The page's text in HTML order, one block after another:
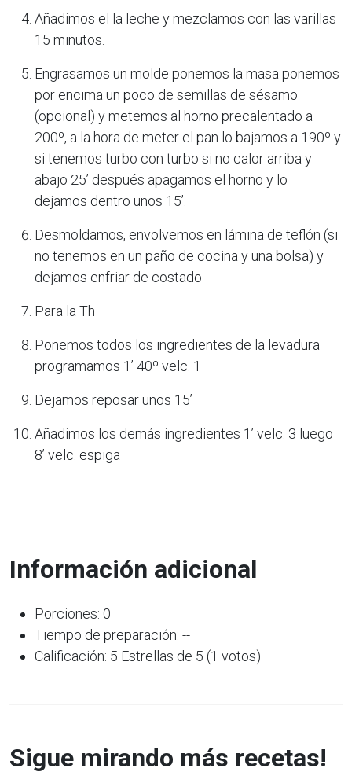
Añadimos el la leche y mezclamos con las varillas
15 minutos.
Engrasamos un molde ponemos la masa ponemos
por encima un poco de semillas de sésamo
(opcional) y metemos al horno precalentado a
200º, a la hora de meter el pan lo bajamos a 190º y
si tenemos turbo con turbo si no calor arriba y
abajo 25’ después apagamos el horno y lo
dejamos dentro unos 15’.
Desmoldamos, envolvemos en lámina de teflón (si
no tenemos en un paño de cocina y una bolsa) y
dejamos enfriar de costado
Para la Th
Ponemos todos los ingredientes de la levadura
programamos 1’ 40º velc. 1
Dejamos reposar unos 15’
Añadimos los demás ingredientes 1’ velc. 3 luego
8’ velc. espiga
Información adicional
Porciones: 0
Tiempo de preparación: --
Calificación: 5 Estrellas de 5 (1 votos)
Sigue mirando más recetas!